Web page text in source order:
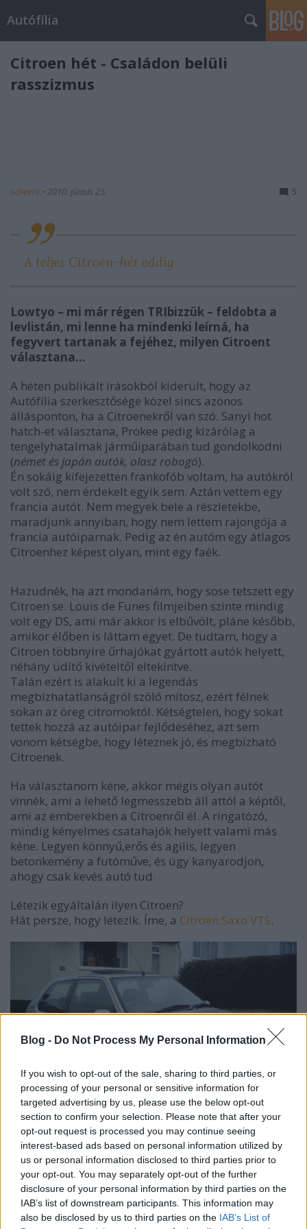
Blog - Do Not Process My Personal Information
If you wish to opt-out of the sale, sharing to third parties, or
processing of your personal or sensitive information for
targeted advertising by us, please use the below opt-out
section to confirm your selection. Please note that after your
opt-out request is processed you may continue seeing
interest-based ads based on personal information utilized by
us or personal information disclosed to third parties prior to
your opt-out. You may separately opt-out of the further
disclosure of your personal information by third parties on the
IAB’s list of downstream participants. This information may
also be disclosed by us to third parties on the IAB’s List of
Autófília
Citroen hét - Családon belüli
rasszizmus
scheerti • 2010. június 25. 5
A teljes Citroën-hét eddig
Lowtyo – mi már régen TRIbizzük – feldobta a
levlistán, mi lenne ha mindenki leírná, ha
fegyvert tartanak a fejéhez, milyen Citroent
választana…
A héten publikált írásokból kiderült, hogy az
Autófília szerkesztősége közel sincs azonos
állásponton, ha a Citroenekről van szó. Sanyi hot
hatch-et választana, Prokee pedig kizárólag a
tengelyhatalmak járműiparában tud gondolkodni
(német és japán autók, olasz robogó).
Én sokáig kifejezetten frankofób voltam, ha autókról
volt szó, nem érdekelt egyik sem. Aztán vettem egy
francia autót. Nem megyek bele a részletekbe,
maradjunk annyiban, hogy nem lettem rajongója a
francia autóiparnak. Pedig az én autóm egy átlagos
Citroenhez képest olyan, mint egy faék.
Hazudnék, ha azt mondanám, hogy sose tetszett egy
Citroen se. Louis de Funes filmjeiben szinte mindig
volt egy DS, ami már akkor is elbűvölt, pláne később,
amikor élőben is láttam egyet. De tudtam, hogy a
Citroen többnyire űrhajókat gyártott autók helyett,
néhány üdítő kivételtől eltekintve.
Talán ezért is alakult ki a legendás
megbízhatatlanságról szóló mítosz, ezért félnek
sokan az öreg citromoktól. Kétségtelen, hogy sokat
tettek hozzá az autóipar fejlődéséhez, azt sem
vonom kétségbe, hogy léteznek jó, és megbízható
Citroenek.
Ha választanom kéne, akkor mégis olyan autót
vinnék, ami a lehető legmesszebb áll attól a képtől,
ami az emberekben a Citroenről él. A ringatózó,
mindig kényelmes csatahajók helyett valami más
kéne. Legyen könnyű,erős és agilis, legyen
betonkemény a futóműve, és úgy kanyarodjon,
ahogy csak kevés autó tud.
Létezik egyáltalán ilyen Citroen?
Hát persze, hogy létezik. Íme, a Citroen Saxo VTS.
Nekem a formája is tetszik, bár ezeknél az autóknál
ez nem annyira számít. Sokkal inkább a vezetési
élmény, amibe még a legfanatikusabb
franciagyűlölők se tudnak belekötni. Csalódást kell
okozzak azoknak, akik azt várták, hogy jól lehúzom a